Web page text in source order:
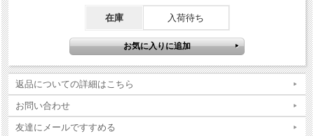
写真やコンディション説明をご確認の上ご購入ください。
在庫 入荷待ち
返品についての詳細はこちら
お問い合わせ
友達にメールですすめる